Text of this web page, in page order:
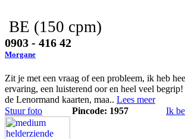
BE (150 cpm)
0903 - 416 42
Morgane
Zit je met een vraag of een probleem, ik heb
ervaring, een luisterend oor en heel veel
de Lenormand kaarten, maa.. Lees meer
Stuur foto
Pincode: 1957 Ik